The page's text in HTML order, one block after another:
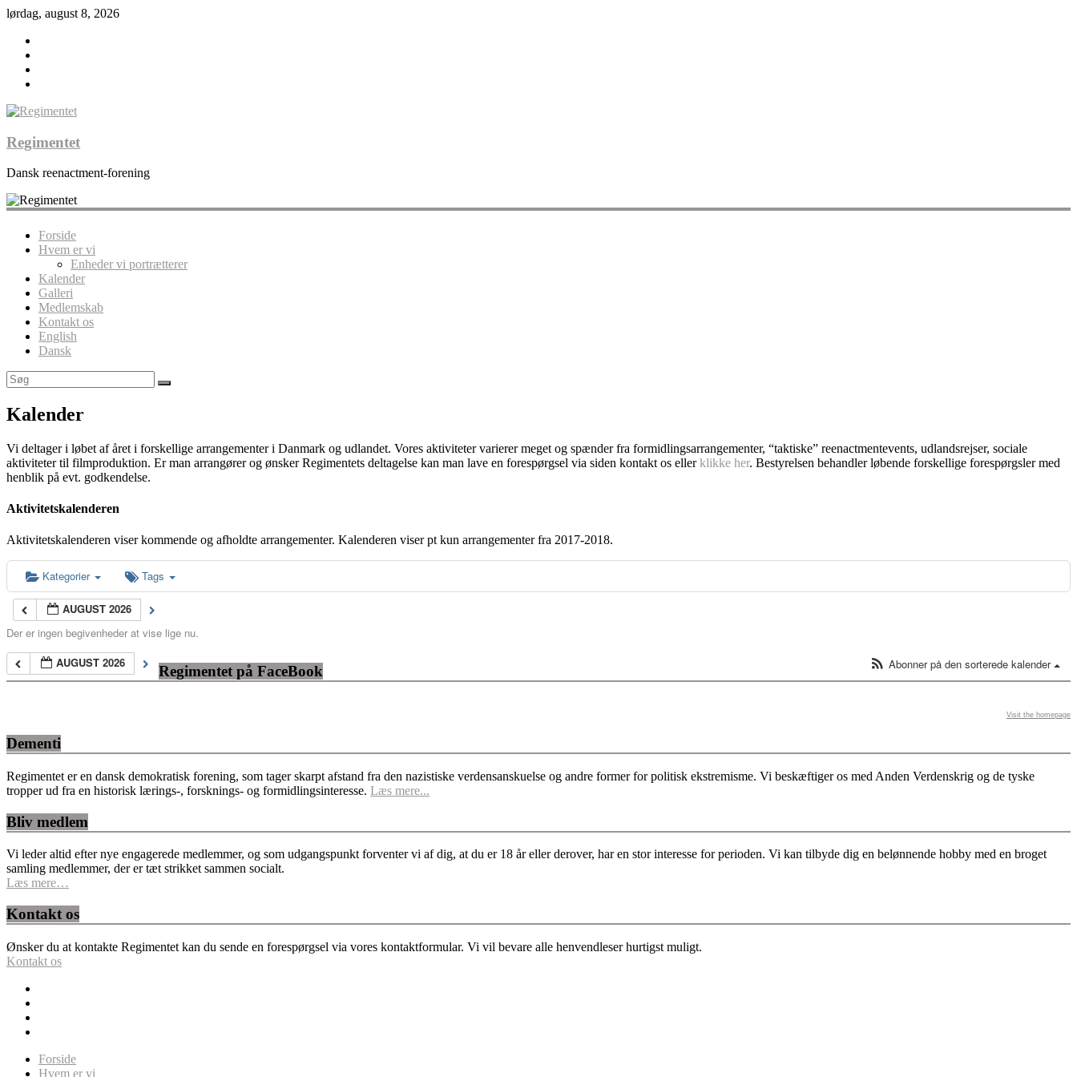
lørdag, august 8, 2026
Regimentet
Dansk reenactment-forening
Forside
Hvem er vi
Enheder vi portrætterer
Kalender
Galleri
Medlemskab
Kontakt os
English
Dansk
Kalender
Vi deltager i løbet af året i forskellige arrangementer i Danmark og udlandet. Vores aktiviteter varierer meget og spænder fra formidlingsarrangementer, “taktiske” reenactmentevents, udlandsrejser, sociale
aktiviteter til filmproduktion. Er man arrangører og ønsker Regimentets deltagelse kan man lave en forespørgsel via siden kontakt os ellerklikke her. Bestyrelsen behandler løbende forskellige forespørgsler med
henblik på evt. godkendelse.
Aktivitetskalenderen
Aktivitetskalenderen viser kommende og afholdte arrangementer. Kalenderen viser pt kun arrangementer fra 2017-2018.
Kategorier Tags
AUGUST 2026
Der er ingen begivenheder at vise lige nu.
AUGUST 2026
Abonner på den sorterede kalender
Regimentet på FaceBook
Visit the homepage
Dementi
Regimentet er en dansk demokratisk forening, som tager skarpt afstand fra den nazistiske verdensanskuelse og andre former for politisk ekstremisme. Vi beskæftiger os med Anden Verdenskrig og de tyske
tropper ud fra en historisk lærings-, forsknings- og formidlingsinteresse. Læs mere...
Bliv medlem
Vi leder altid efter nye engagerede medlemmer, og som udgangspunkt forventer vi af dig, at du er 18 år eller derover, har en stor interesse for perioden. Vi kan tilbyde dig en belønnende hobby med en broget
samling medlemmer, der er tæt strikket sammen socialt.
Læs mere…
Kontakt os
Ønsker du at kontakte Regimentet kan du sende en forespørgsel via vores kontaktformular. Vi vil bevare alle henvendleser hurtigst muligt.
Kontakt os
Forside
Hvem er vi